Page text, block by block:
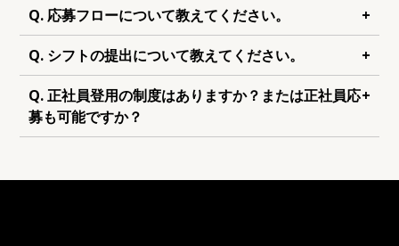
Q. 応募フローについて教えてください。 +
Q. シフトの提出について教えてください。 +
Q. 正社員登用の制度はありますか？または正社員応
募も可能ですか？
+